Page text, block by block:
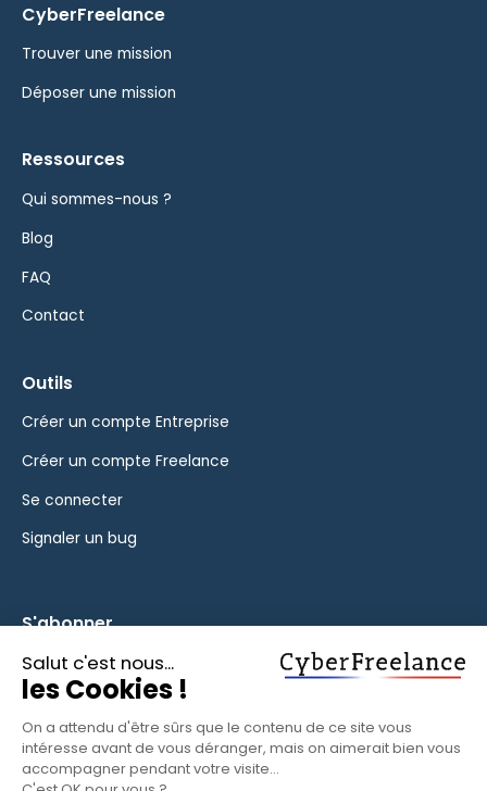
CyberFreelance
Trouver une mission
Déposer une mission
Ressources
Qui sommes-nous ?
Blog
FAQ
Contact
Outils
Créer un compte Entreprise
Créer un compte Freelance
Se connecter
Signaler un bug
S'abonner
Inscrivez-vous à notre newsletter pour rester informé des
fonctionnalités et des nouveautés.
S'ABONNER